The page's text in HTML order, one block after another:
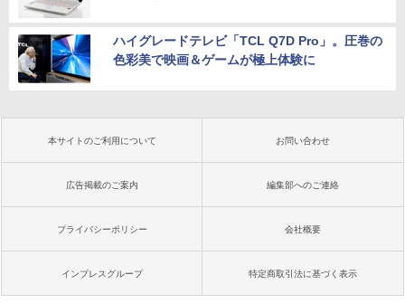
ハイグレードテレビ「TCL Q7D Pro」。圧巻の
色彩美で映画＆ゲームが極上体験に
本サイトのご利用について お問い合わせ
広告掲載のご案内 編集部へのご連絡
プライバシーポリシー 会社概要
インプレスグループ 特定商取引法に基づく表示